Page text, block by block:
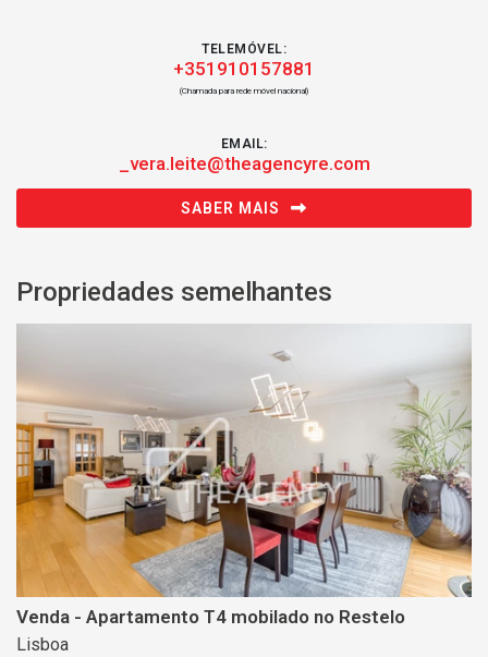
TELEMÓVEL:
+351910157881
(Chamada para rede móvel nacional)
EMAIL:
_vera.leite@theagencyre.com
SABER MAIS
Propriedades semelhantes
Venda - Apartamento T4 mobilado no Restelo
Lisboa